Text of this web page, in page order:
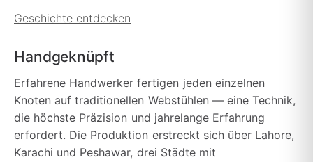
Geschichte entdecken
Handgeknüpft
Erfahrene Handwerker fertigen jeden einzelnen
Knoten auf traditionellen Webstühlen — eine Technik,
die höchste Präzision und jahrelange Erfahrung
erfordert. Die Produktion erstreckt sich über Lahore,
Karachi und Peshawar, drei Städte mit